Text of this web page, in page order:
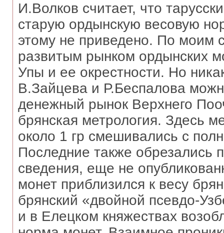
И.Волков считает, что
старую ордынскую весовую
этому не приведено. По моим
развитым рынком ордынских
Упы и ее окрестности. Но
В.Зайцева и Р.Беспалова
денежный рынок Верхнего
брянская метрология. Здесь
около 1 гр смешивались с
Последние также обрезались
сведения, еще не
монет приблизился к весу
брянский «двойной псевдо-
и в Елецком княжествах